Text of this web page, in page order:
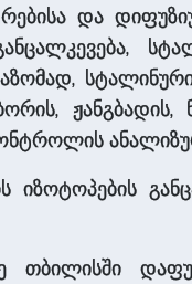
და
ჟანგბადის,
თბილისში